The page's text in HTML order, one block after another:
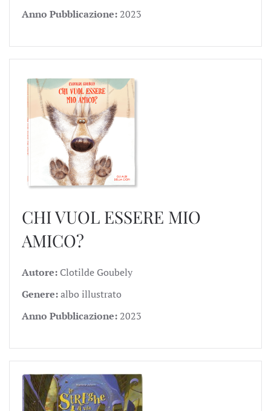
Anno Pubblicazione: 2023
CHI VUOL ESSERE MIO
AMICO?
Autore: Clotilde Goubely
Genere:albo illustrato
Anno Pubblicazione: 2023